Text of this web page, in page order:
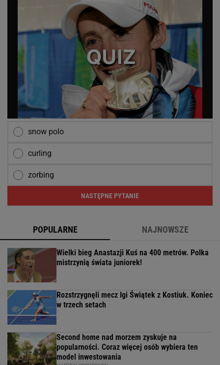
snow polo
curling
zorbing
NASTĘPNE PYTANIE
POPULARNE NAJNOWSZE
Wielki bieg Anastazji Kuś na 400 metrów. Polka
mistrzynią świata juniorek!
Rozstrzygnęli mecz Igi Świątek z Kostiuk. Koniec
w trzech setach
Second home nad morzem zyskuje na
popularności. Coraz więcej osób wybiera ten
model inwestowania